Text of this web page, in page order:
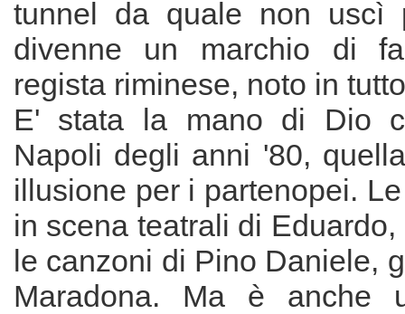
tunnel da quale non uscì
divenne un marchio di
regista riminese, noto in
E' stata la mano di Dio
Napoli degli anni '80,
illusione per i partenopei.
in scena teatrali di
le canzoni di Pino Daniele,
Maradona. Ma è anche